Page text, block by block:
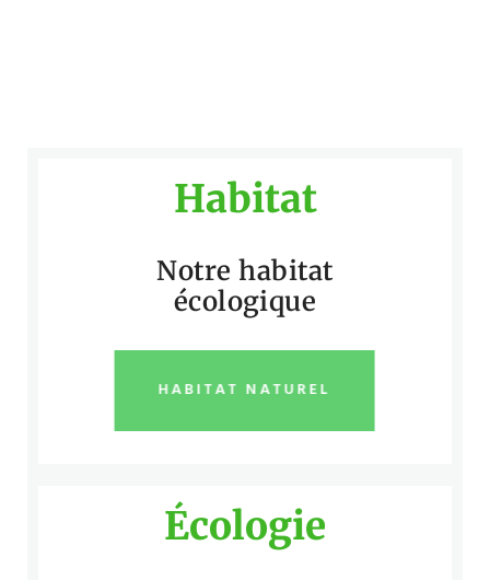
Habitat
Notre habitat
écologique
HABITAT NATUREL
Écologie